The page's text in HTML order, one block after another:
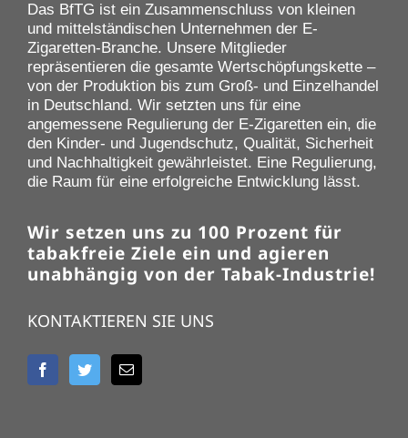
Das BfTG ist ein Zusammenschluss von kleinen
und mittelständischen Unternehmen der E-
Zigaretten-Branche. Unsere Mitglieder
repräsentieren die gesamte Wertschöpfungskette –
von der Produktion bis zum Groß- und Einzelhandel
in Deutschland. Wir setzten uns für eine
angemessene Regulierung der E-Zigaretten ein, die
den Kinder- und Jugendschutz, Qualität, Sicherheit
und Nachhaltigkeit gewährleistet. Eine Regulierung,
die Raum für eine erfolgreiche Entwicklung lässt.
Wir setzen uns zu 100 Prozent für
tabakfreie Ziele ein und agieren
unabhängig von der Tabak-Industrie!
KONTAKTIEREN SIE UNS